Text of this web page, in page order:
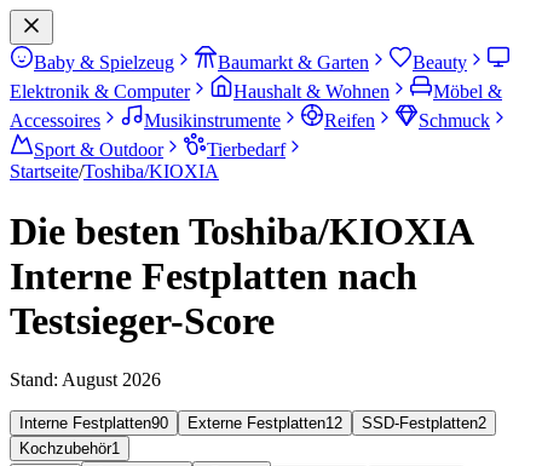
Baby & Spielzeug Baumarkt & Garten
Beauty
Elektronik & Computer
Haushalt & Wohnen
Möbel &
Accessoires
Musikinstrumente Reifen
Schmuck
Sport & Outdoor
Tierbedarf
Startseite/Toshiba/KIOXIA
Die besten Toshiba/KIOXIA
Interne Festplatten nach
Testsieger-Score
Stand: August 2026
Interne Festplatten90 Externe Festplatten12 SSD-Festplatten2
Kochzubehör1